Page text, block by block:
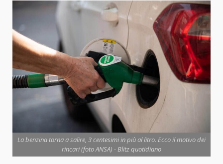
La benzina torna a salire, 3 centesimi in più al litro. Ecco il motivo dei
rincari (foto ANSA) - Blitz quotidiano